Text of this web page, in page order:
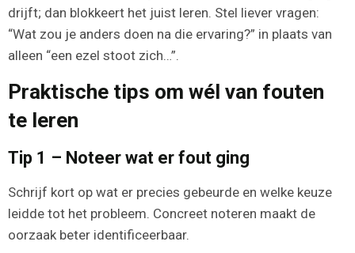
drijft; dan blokkeert het juist leren. Stel liever vragen:
“Wat zou je anders doen na die ervaring?” in plaats van
alleen “een ezel stoot zich…”.
Praktische tips om wél van fouten
te leren
Tip 1 – Noteer wat er fout ging
Schrijf kort op wat er precies gebeurde en welke keuze
leidde tot het probleem. Concreet noteren maakt de
oorzaak beter identificeerbaar.